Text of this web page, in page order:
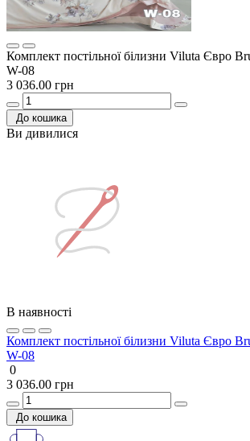
Комплект постільної білизни Viluta Євро
W-08
3 036.00 грн
До кошика
Ви дивилися
В наявності
Комплект постільної білизни Viluta Євро
W-08
0
3 036.00 грн
До кошика